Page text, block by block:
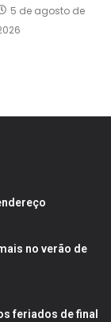
5 de agosto de
no verão de
feriados de final